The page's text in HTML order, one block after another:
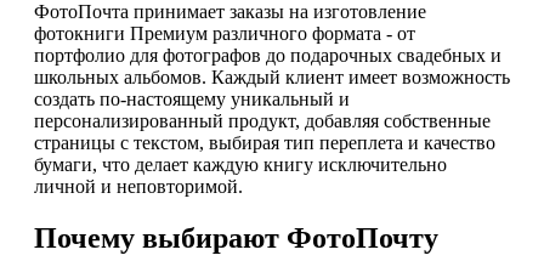
ФотоПочта принимает заказы на изготовление
фотокниги Премиум различного формата - от
портфолио для фотографов до подарочных свадебных и
школьных альбомов. Каждый клиент имеет возможность
создать по-настоящему уникальный и
персонализированный продукт, добавляя собственные
страницы с текстом, выбирая тип переплета и качество
бумаги, что делает каждую книгу исключительно
личной и неповторимой.
Почему выбирают ФотоПочту